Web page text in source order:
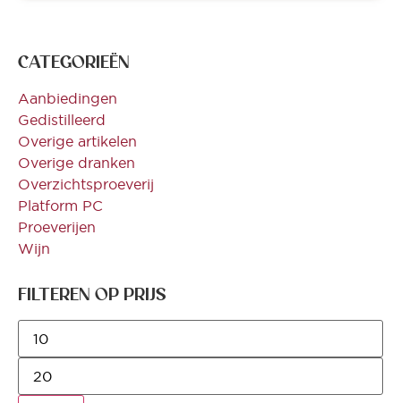
CATEGORIEËN
Aanbiedingen
Gedistilleerd
Overige artikelen
Overige dranken
Overzichtsproeverij
Platform PC
Proeverijen
Wijn
FILTEREN OP PRIJS